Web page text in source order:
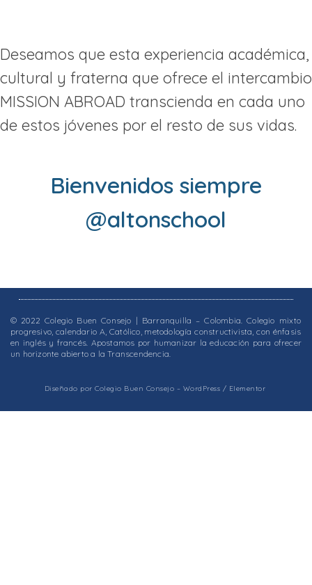
Deseamos que esta experiencia académica,
cultural y fraterna que ofrece el intercambio
MISSION ABROAD transcienda en cada uno
de estos jóvenes por el resto de sus vidas.
Bienvenidos siempre
@altonschool
© 2022 Colegio Buen Consejo | Barranquilla – Colombia. Colegio mixto
progresivo, calendario A, Católico, metodología constructivista, con énfasis
en inglés y francés. Apostamos por humanizar la educación para ofrecer
un horizonte abierto a la Transcendencia.
Diseñado por Colegio Buen Consejo – WordPress / Elementor